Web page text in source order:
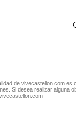
de vivecastellon.com
Si desea realizar alguna